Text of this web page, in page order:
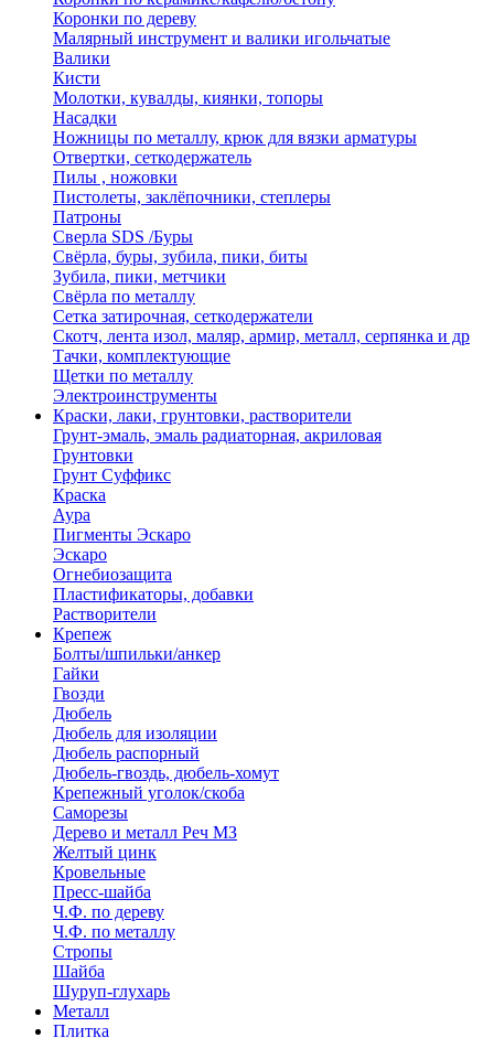
Коронки по дереву
Малярный инструмент и валики игольчатые
Валики
Кисти
Молотки, кувалды, киянки, топоры
Насадки
Ножницы по металлу, крюк для вязки арматуры
Отвертки, сеткодержатель
Пилы , ножовки
Пистолеты, заклёпочники, степлеры
Патроны
Сверла SDS /Буры
Свёрла, буры, зубила, пики, биты
Зубила, пики, метчики
Свёрла по металлу
Сетка затирочная, сеткодержатели
Скотч, лента изол, маляр, армир, металл, серпянка и др
Тачки, комплектующие
Щетки по металлу
Электроинструменты
Краски, лаки, грунтовки, растворители
Грунт-эмаль, эмаль радиаторная, акриловая
Грунтовки
Грунт Суффикс
Краска
Аура
Пигменты Эскаро
Эскаро
Огнебиозащита
Пластификаторы, добавки
Растворители
Крепеж
Болты/шпильки/анкер
Гайки
Гвозди
Дюбель
Дюбель для изоляции
Дюбель распорный
Дюбель-гвоздь, дюбель-хомут
Крепежный уголок/скоба
Саморезы
Дерево и металл Реч МЗ
Желтый цинк
Кровельные
Пресс-шайба
Ч.Ф. по дереву
Ч.Ф. по металлу
Стропы
Шайба
Шуруп-глухарь
Металл
Плитка